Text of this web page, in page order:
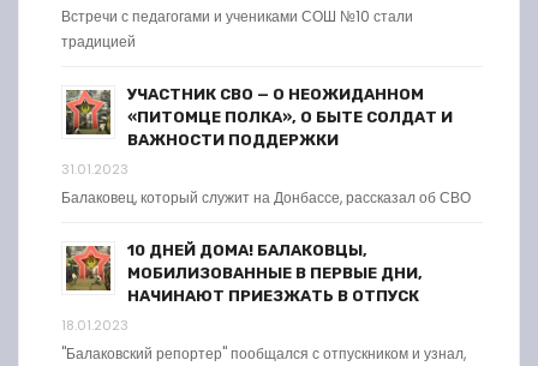
Встречи с педагогами и учениками СОШ №10 стали
традицией
УЧАСТНИК СВО — О НЕОЖИДАННОМ
«ПИТОМЦЕ ПОЛКА», О БЫТЕ СОЛДАТ И
ВАЖНОСТИ ПОДДЕРЖКИ
31.01.2023
Балаковец, который служит на Донбассе, рассказал об СВО
10 ДНЕЙ ДОМА! БАЛАКОВЦЫ,
МОБИЛИЗОВАННЫЕ В ПЕРВЫЕ ДНИ,
НАЧИНАЮТ ПРИЕЗЖАТЬ В ОТПУСК
18.01.2023
"Балаковский репортер" пообщался с отпускником и узнал,